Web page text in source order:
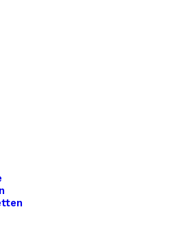
netjes bij elkaar te
potloden, haaknaalden,
of je schaar zijn. Stijlvol,